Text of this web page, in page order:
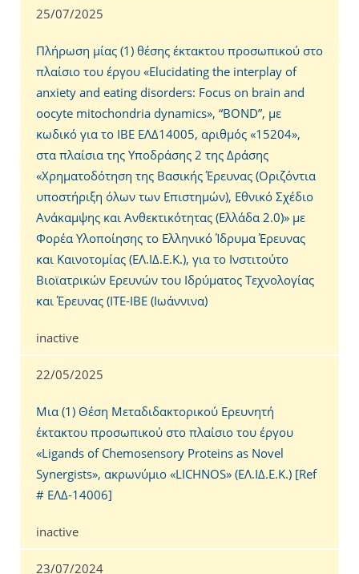
25/07/2025
Πλήρωση μίας (1) θέσης έκτακτου προσωπικού στο
πλαίσιο του έργου «Elucidating the interplay of
anxiety and eating disorders: Focus on brain and
oocyte mitochondria dynamics», “BOND”, με
κωδικό για το ΙΒΕ ΕΛΔ14005, αριθμός «15204»,
στα πλαίσια της Υποδράσης 2 της Δράσης
«Χρηματοδότηση της Βασικής Έρευνας (Οριζόντια
υποστήριξη όλων των Επιστημών), Εθνικό Σχέδιο
Ανάκαμψης και Ανθεκτικότητας (Ελλάδα 2.0)» με
Φορέα Υλοποίησης το Ελληνικό Ίδρυμα Έρευνας
και Καινοτομίας (ΕΛ.ΙΔ.Ε.Κ.), για το Ινστιτούτο
Βιοϊατρικών Ερευνών του Ιδρύματος Τεχνολογίας
και Έρευνας (ΙΤΕ-ΙΒΕ (Ιωάννινα)
inactive
22/05/2025
Μια (1) Θέση Μεταδιδακτορικού Ερευνητή
έκτακτου προσωπικού στο πλαίσιο του έργου
«Ligands of Chemosensory Proteins as Novel
Synergists», ακρωνύμιο «LICHNOS» (ΕΛ.ΙΔ.Ε.Κ.) [Ref
# ΕΛΔ-14006]
inactive
23/07/2024